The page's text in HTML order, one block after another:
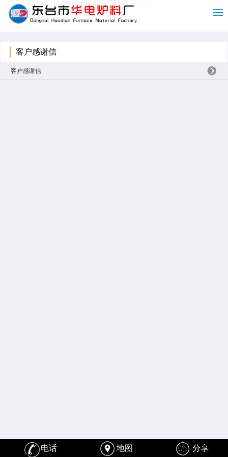
客户感谢信
客户感谢信
电话 地图 分享